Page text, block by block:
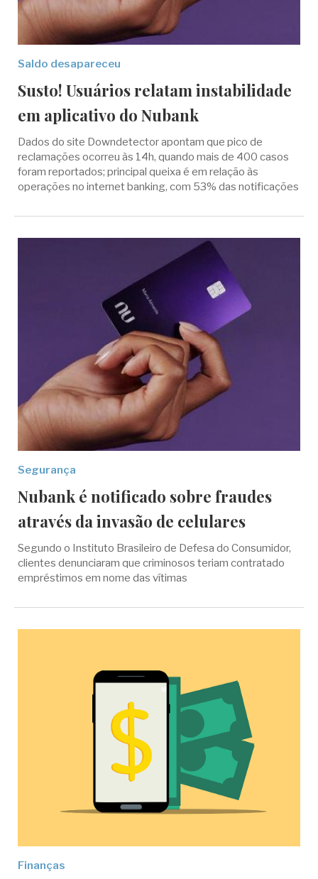
Saldo desapareceu
Susto! Usuários relatam instabilidade
em aplicativo do Nubank
Dados do site Downdetector apontam que pico de
reclamações ocorreu às 14h, quando mais de 400 casos
foram reportados; principal queixa é em relação às
operações no internet banking, com 53% das notificações
Segurança
Nubank é notificado sobre fraudes
através da invasão de celulares
Segundo o Instituto Brasileiro de Defesa do Consumidor,
clientes denunciaram que criminosos teriam contratado
empréstimos em nome das vítimas
Finanças